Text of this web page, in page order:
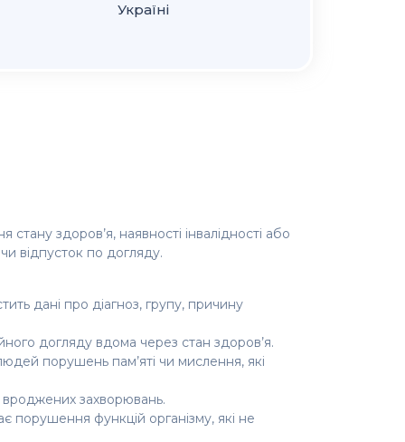
Україні
здоров’я, наявності інвалідності або
відпусток по догляду.
дані про діагноз, групу, причину
догляду вдома через стан здоров’я.
порушень пам’яті чи мислення, які
захворювань.
функцій організму, які не